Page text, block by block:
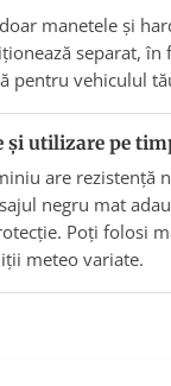
manetele și
separat,
pentru vehiculul
și utilizare pe
are rezistență
negru mat
Poți folosi
meteo variate.